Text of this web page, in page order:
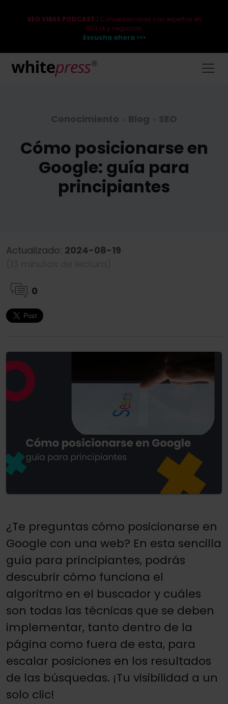
SEO VIBES PODCAST | Conversaciones con expertos en
SEO, IA y negocios.
Escucha ahora >>>
Conocimiento Blog SEO
Cómo posicionarse en
Google: guía para
principiantes
Actualizado: 2024-08-19
0
¿Te preguntas cómo posicionarse en
Google con una web? En esta sencilla
guía para principiantes, podrás
descubrir cómo funciona el
algoritmo en el buscador y cuáles
son todas las técnicas que se deben
implementar, tanto dentro de la
página como fuera de esta, para
escalar posiciones en los resultados
de las búsquedas. ¡Tu visibilidad a un
solo clic!